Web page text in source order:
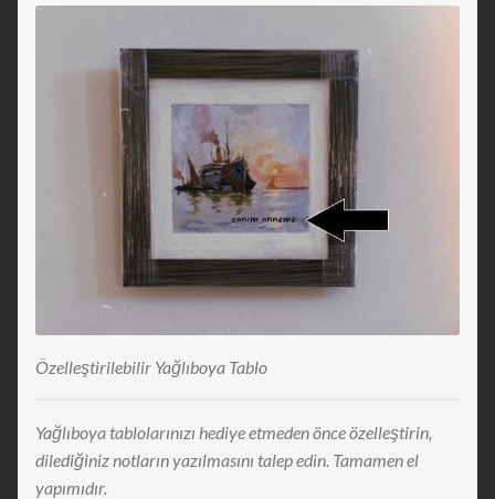
Özelleştirilebilir Yağlıboya Tablo
Yağlıboya tablolarınızı hediye etmeden önce özelleştirin,
dilediğiniz notların yazılmasını talep edin. Tamamen el
yapımıdır.